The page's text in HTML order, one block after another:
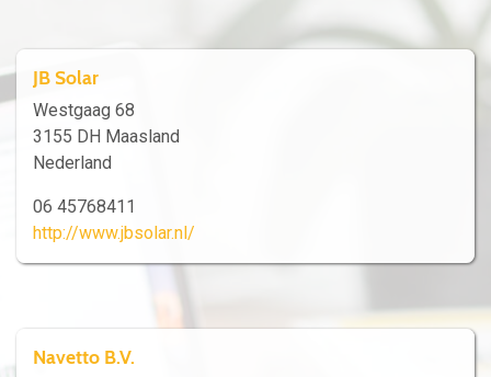
JB Solar
Westgaag 68
3155 DH Maasland
Nederland
06 45768411
http://www.jbsolar.nl/
Navetto B.V.